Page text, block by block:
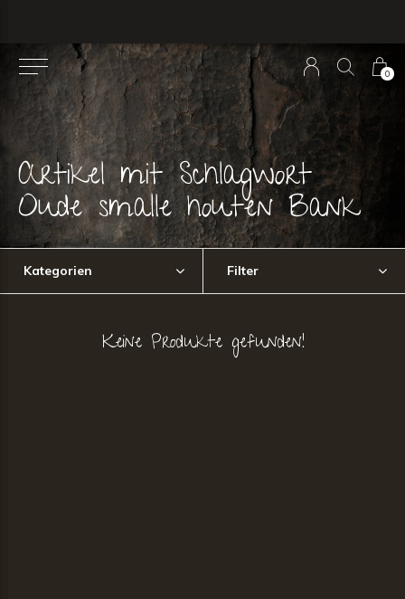
0
Artikel mit Schlagwort
Oude smalle houten Bank
Kategorien Filter
Keine Produkte gefunden!